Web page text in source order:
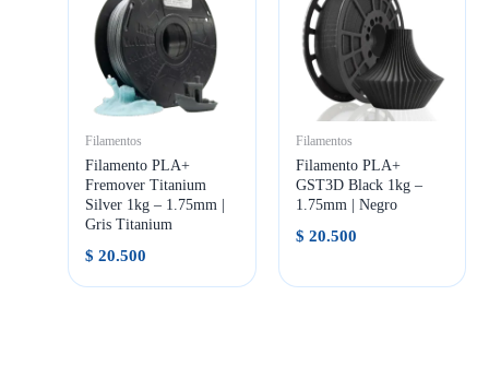
Filamentos
Filamento PLA+
Fremover Titanium
Silver 1kg – 1.75mm |
Gris Titanium
$ 20.500
Filamentos
Filamento PLA+
GST3D Black 1kg –
1.75mm | Negro
$ 20.500